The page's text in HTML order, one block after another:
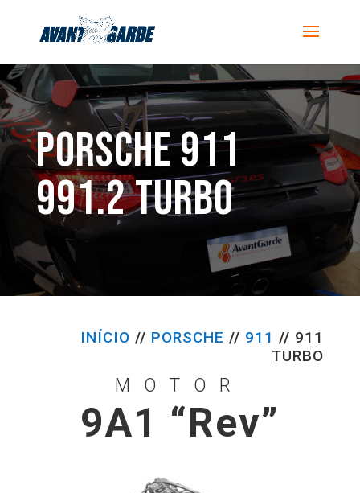
PORSCHE 911
991.2 TURBO
INÍCIO // PORSCHE // 911 // 911
TURBO
MOTOR
9A1 “Rev”